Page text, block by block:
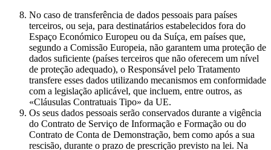
No caso de transferência de dados pessoais para países
terceiros, ou seja, para destinatários estabelecidos fora do
Espaço Económico Europeu ou da Suíça, em países que,
segundo a Comissão Europeia, não garantem uma proteção de
dados suficiente (países terceiros que não oferecem um nível
de proteção adequado), o Responsável pelo Tratamento
transfere esses dados utilizando mecanismos em conformidade
com a legislação aplicável, que incluem, entre outros, as
«Cláusulas Contratuais Tipo» da UE.
Os seus dados pessoais serão conservados durante a vigência
do Contrato de Serviço de Informação e Formação ou do
Contrato de Conta de Demonstração, bem como após a sua
rescisão, durante o prazo de prescrição previsto na lei. Na